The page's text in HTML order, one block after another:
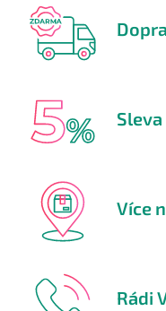
Více
Rádi